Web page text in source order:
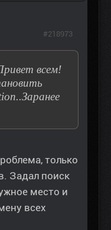
всем!
только
Задал поиск
место и
всех
#218973